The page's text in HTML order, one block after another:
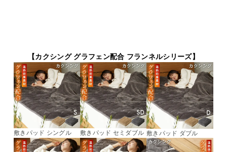
【カクシング グラフェン配合 フランネルシリーズ】
敷きパッド シングル 敷きパッド セミダブル 敷きパッド ダブル